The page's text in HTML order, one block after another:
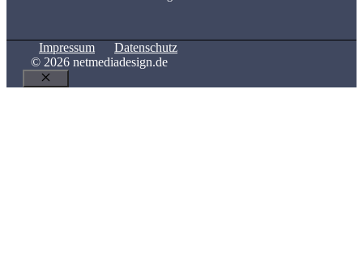
Impressum
Datenschutz
© 2026 netmediadesign.de
Schließen